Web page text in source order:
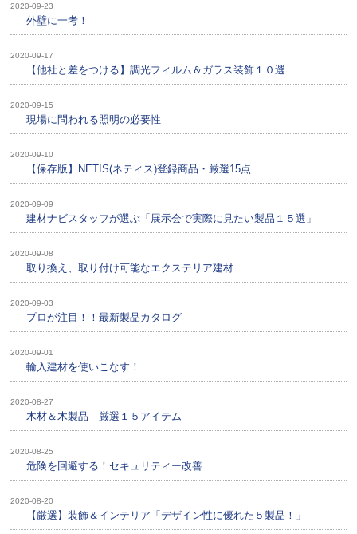
2020-09-23
外壁に一考！
2020-09-17
【他社と差をつける】調光フィルム＆ガラス装飾１０選
2020-09-15
現場に問われる照明の必要性
2020-09-10
【保存版】NETIS(ネティス)登録商品・厳選15点
2020-09-09
建材ナビスタッフが選ぶ「展示会で実際に見たい製品１５選」
2020-09-08
取り換え、取り付け可能なエクステリア建材
2020-09-03
プロが注目！！最新製品カタログ
2020-09-01
輸入建材を使いこなす！
2020-08-27
木材＆木製品 厳選１５アイテム
2020-08-25
危険を回避する！セキュリティー改善
2020-08-20
【厳選】装飾＆インテリア「デザイン性に優れた５製品！」